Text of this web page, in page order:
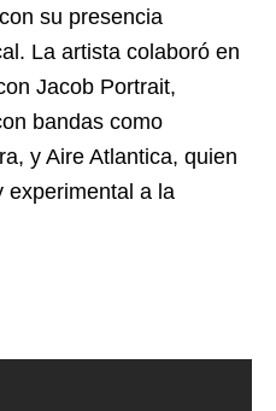
su presencia
La artista colaboró en
Jacob Portrait,
bandas como
y Aire Atlantica, quien
experimental a la